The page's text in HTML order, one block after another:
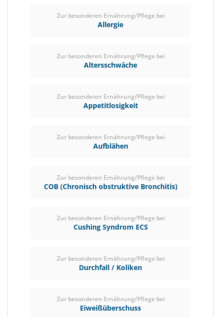
Zur besonderen Ernährung/Pflege bei
Allergie
Zur besonderen Ernährung/Pflege bei
Altersschwäche
Zur besonderen Ernährung/Pflege bei
Appetitlosigkeit
Zur besonderen Ernährung/Pflege bei
Aufblähen
Zur besonderen Ernährung/Pflege bei
COB (Chronisch obstruktive Bronchitis)
Zur besonderen Ernährung/Pflege bei
Cushing Syndrom ECS
Zur besonderen Ernährung/Pflege bei
Durchfall / Koliken
Zur besonderen Ernährung/Pflege bei
Eiweißüberschuss